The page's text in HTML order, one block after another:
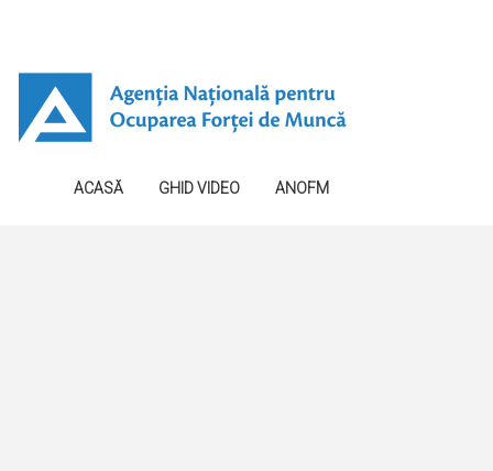
ACASĂ GHID VIDEO ANOFM